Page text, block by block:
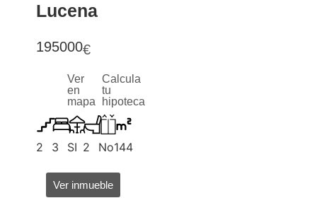
Lucena
195000€
Ver
en
mapa
Calcula
tu
hipoteca
2 3 SI 2 No144
Ver inmueble